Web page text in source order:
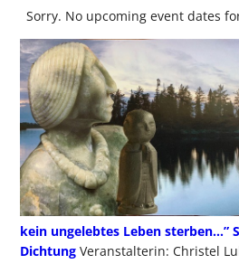
Sorry. No upcoming event dates
kein ungelebtes Leben sterben…”
Dichtung Veranstalterin: Christel